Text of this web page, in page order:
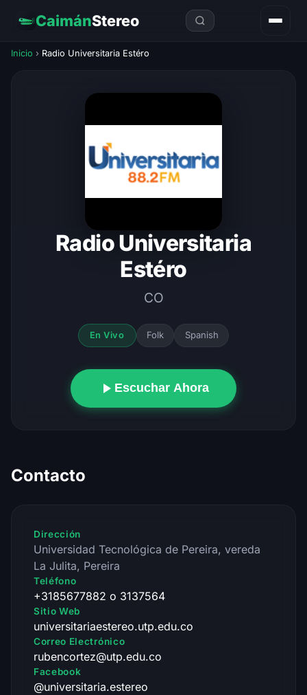
CaimánStereo
Inicio › Radio Universitaria Estéro
Radio Universitaria
Estéro
CO
En Vivo Folk Spanish
Escuchar Ahora
Contacto
Dirección
Universidad Tecnológica de Pereira, vereda
La Julita, Pereira
Teléfono
+3185677882 o 3137564
Sitio Web
universitariaestereo.utp.edu.co
Correo Electrónico
rubencortez@utp.edu.co
Facebook
@universitaria.estereo